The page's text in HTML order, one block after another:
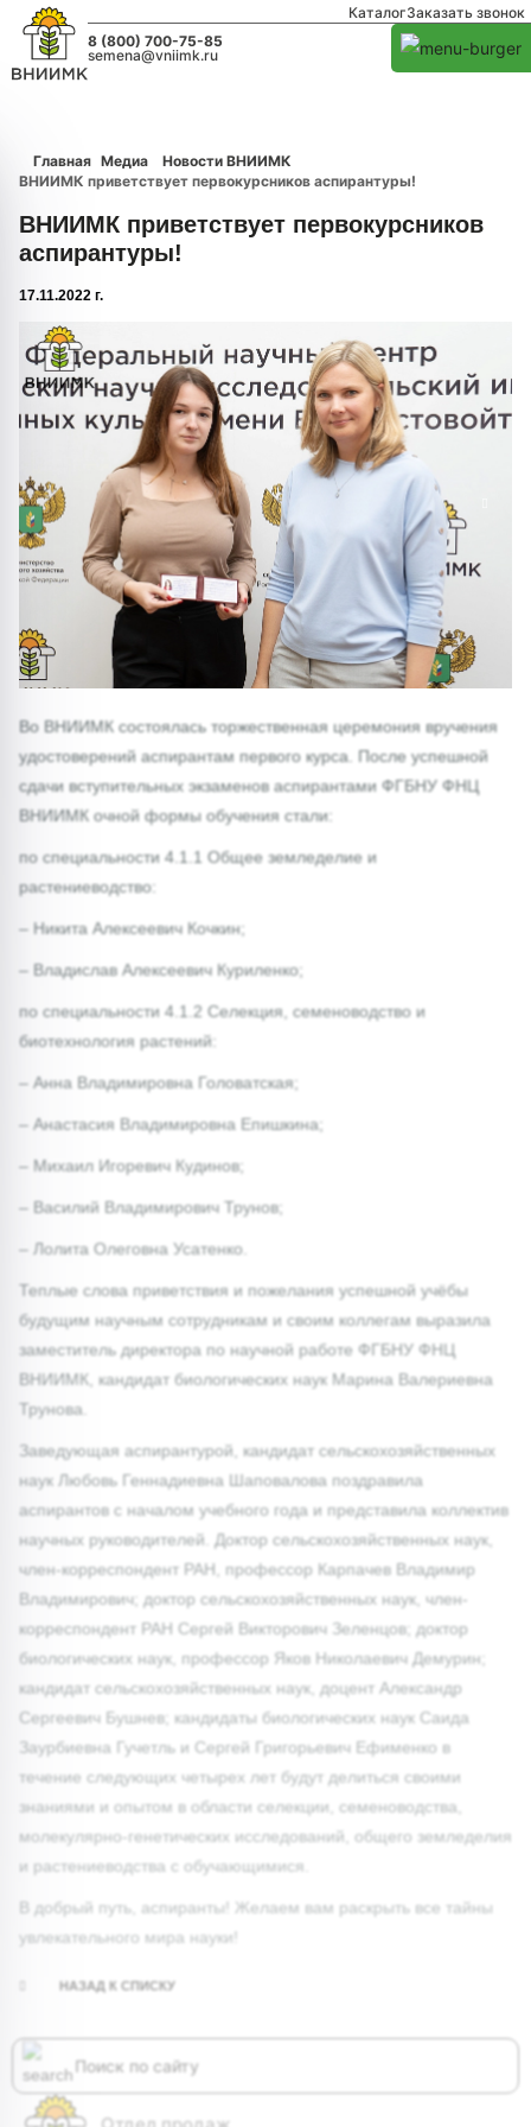
КаталогЗаказать звонок
8 (800) 700-75-85
semena@vniimk.ru
Главная Медиа
Новости ВНИИМК
ВНИИМК приветствует первокурсников аспирантуры!
ВНИИМК приветствует первокурсников
аспирантуры!
17.11.2022 г.
1/0
Во ВНИИМК состоялась торжественная церемония вручения
удостоверений аспирантам первого курса. После успешной
сдачи вступительных экзаменов аспирантами ФГБНУ ФНЦ
ВНИИМК очной формы обучения стали:
по специальности 4.1.1 Общее земледелие и
растениеводство:
– Никита Алексеевич Кочкин;
– Владислав Алексеевич Куриленко;
по специальности 4.1.2 Селекция, семеноводство и
биотехнология растений:
– Анна Владимировна Головатская;
– Анастасия Владимировна Епишкина;
– Михаил Игоревич Кудинов;
– Василий Владимирович Трунов;
– Лолита Олеговна Усатенко.
Теплые слова приветствия и пожелания успешной учёбы
будущим научным сотрудникам и своим коллегам выразила
заместитель директора по научной работе ФГБНУ ФНЦ
ВНИИМК, кандидат биологических наук Марина Валериевна
Трунова.
Заведующая аспирантурой, кандидат сельскохозяйственных
наук Любовь Геннадиевна Шаповалова поздравила
аспирантов с началом учебного года и представила коллектив
научных руководителей. Доктор сельскохозяйственных наук,
член-корреспондент РАН, профессор Карпачев Владимир
Владимирович; доктор сельскохозяйственных наук, член-
корреспондент РАН Сергей Викторович Зеленцов; доктор
биологических наук, профессор Яков Николаевич Демурин;
кандидат сельскохозяйственных наук, доцент Александр
Сергеевич Бушнев; кандидаты биологических наук Саида
Заурбиевна Гучетль и Сергей Григорьевич Ефименко в
течение следующих четырех лет будут делиться своими
знаниями и опытом в области селекции, семеноводства,
молекулярно-генетических исследований, общего земледелия
и растениеводства с обучающимися.
В добрый путь, аспиранты! Желаем вам раскрыть все тайны
увлекательного мира науки!
НАЗАД К СПИСКУ